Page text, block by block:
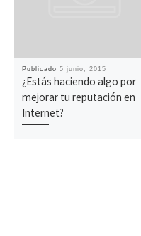
Publicado 5 junio, 2015
¿Estás haciendo algo por
mejorar tu reputación en
Internet?